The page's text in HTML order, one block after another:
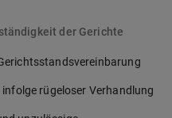
der Gerichte
rügeloser Verhandlung